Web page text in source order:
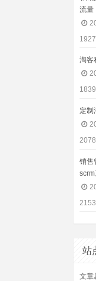
流量
1927
淘客
1839
定制
2078
销售
2153
站
文章